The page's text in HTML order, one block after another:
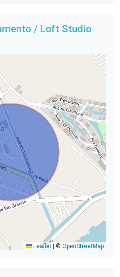
/ Loft Studio
Leaflet © OpenStreetMap